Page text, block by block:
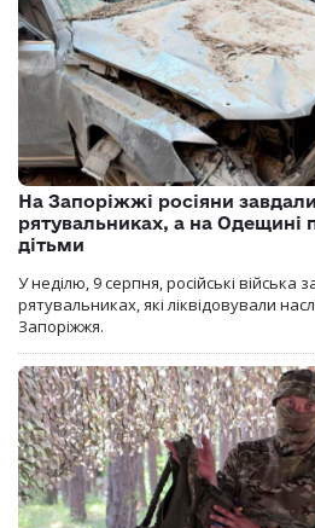
На Запоріжжі росіяни
рятувальниках, а на Одещині
дітьми
У неділю, 9 серпня, російські війська
рятувальниках, які ліквідовували
Запоріжжя.